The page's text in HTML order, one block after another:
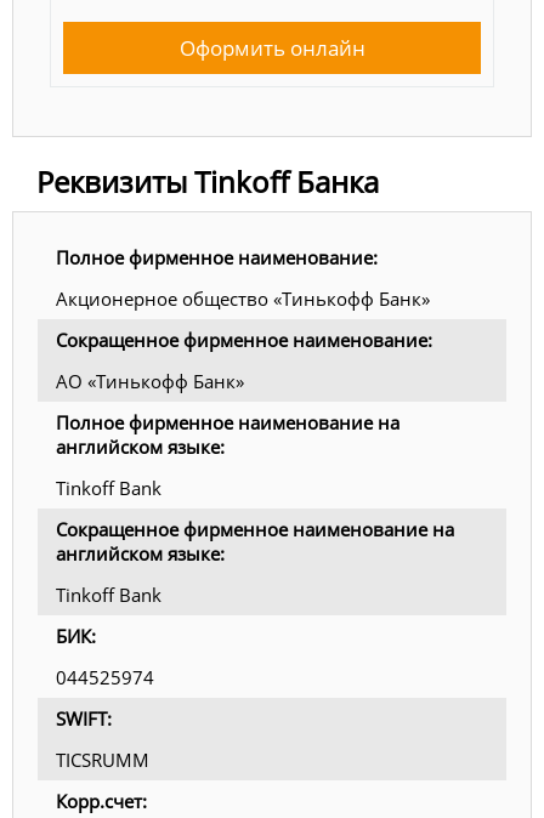
Оформить онлайн
Реквизиты Tinkoff Банка
Полное фирменное наименование:
Акционерное общество «Тинькофф Банк»
Сокращенное фирменное наименование:
АО «Тинькофф Банк»
Полное фирменное наименование на
английском языке:
Tinkoff Bank
Сокращенное фирменное наименование на
английском языке:
Tinkoff Bank
БИК:
044525974
SWIFT:
TICSRUMM
Корр.счет: